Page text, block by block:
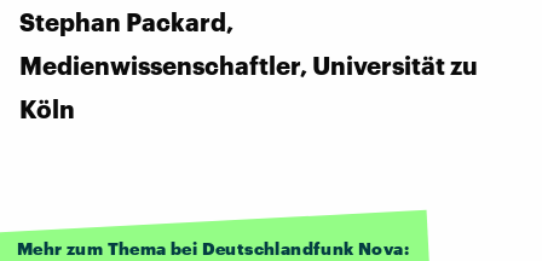
Stephan Packard,
Medienwissenschaftler, Universität zu
Köln
Mehr zum Thema bei Deutschlandfunk Nova: